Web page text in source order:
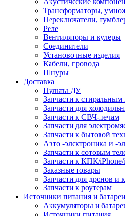
Акустические
Трансформаторы,
Переключатели,
Реле
Вентиляторы и кулеры
Соединители
Установочные изделия
Кабели, провода
Шнуры
Доставка
Пульты ДУ
Запчасти к
Запчасти для
Запчасти к СВЧ-печам
Запчасти для
Запчасти к бытовой
Авто -электроника и -
Запчасти к сотовым
Запчасти к КПК/iPhone/
Заказные товары
Запчасти для дронов и
Запчасти к роутерам
Источники питания и батареи
Аккумуляторы и
Источники питания